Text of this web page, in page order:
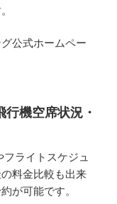
公式ホームペー
機空席状況・
ライトスケジュ
料金比較も出来
が可能です。